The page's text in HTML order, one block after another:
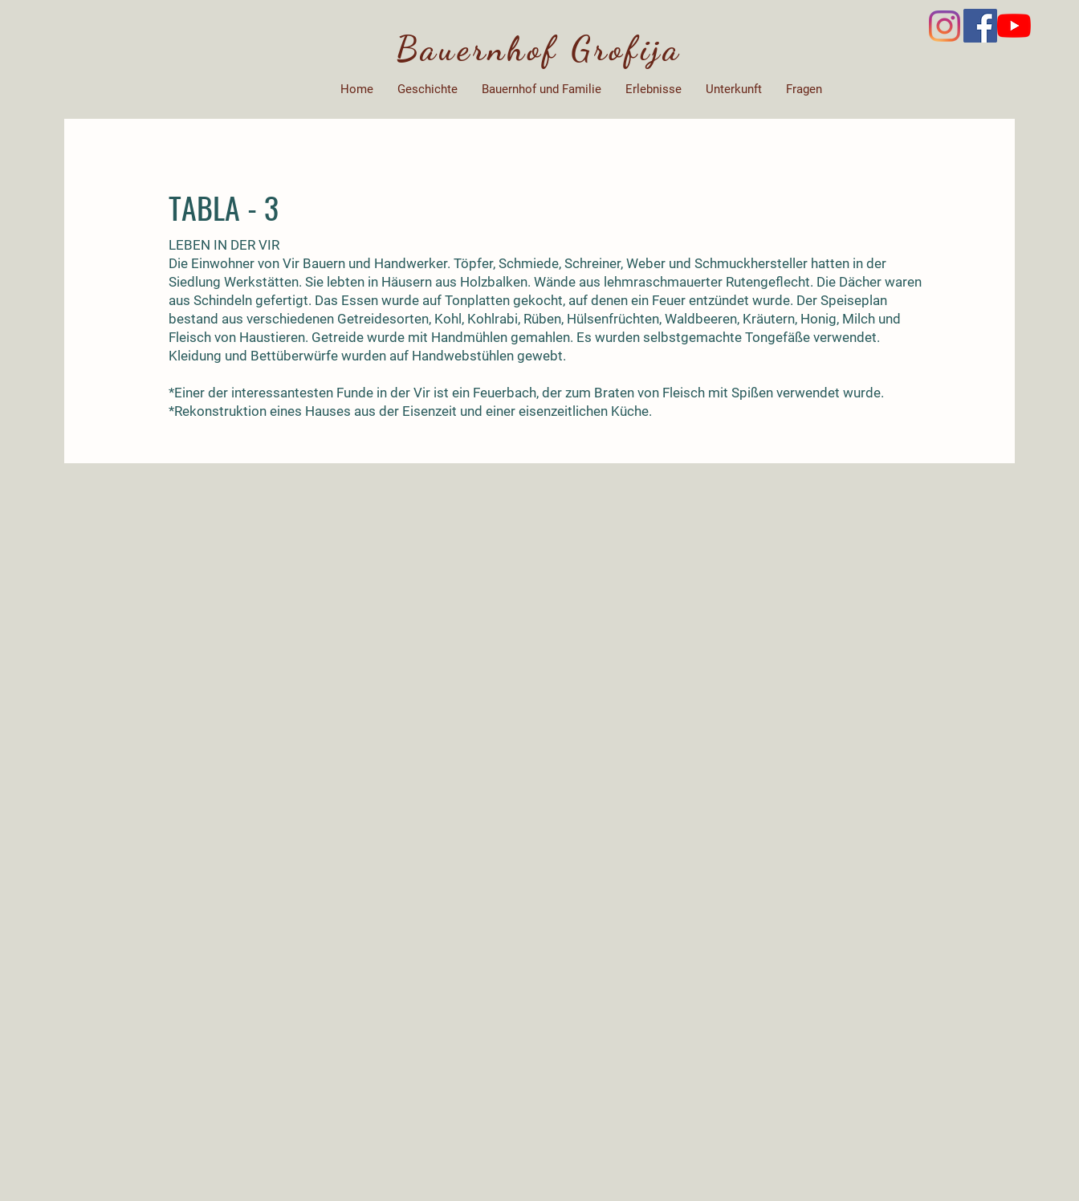
Home Geschichte Bauernhof und Familie Erlebnisse Unterkunft Fragen
Bauernhof Grofija
TABLA - 3
LEBEN IN DER VIR
Die Einwohner von Vir Bauern und Handwerker. Töpfer, Schmiede, Schreiner, Weber und Schmuckhersteller hatten in der
Siedlung Werkstätten. Sie lebten in Häusern aus Holzbalken. Wände aus lehmraschmauerter Rutengeflecht. Die Dächer waren
aus Schindeln gefertigt. Das Essen wurde auf Tonplatten gekocht, auf denen ein Feuer entzündet wurde. Der Speiseplan
bestand aus verschiedenen Getreidesorten, Kohl, Kohlrabi, Rüben, Hülsenfrüchten, Waldbeeren, Kräutern, Honig, Milch und
Fleisch von Haustieren. Getreide wurde mit Handmühlen gemahlen. Es wurden selbstgemachte Tongefäße verwendet.
Kleidung und Bettüberwürfe wurden auf Handwebstühlen gewebt.
*Einer der interessantesten Funde in der Vir ist ein Feuerbach, der zum Braten von Fleisch mit Spißen verwendet wurde.
*Rekonstruktion eines Hauses aus der Eisenzeit und einer eisenzeitlichen Küche.